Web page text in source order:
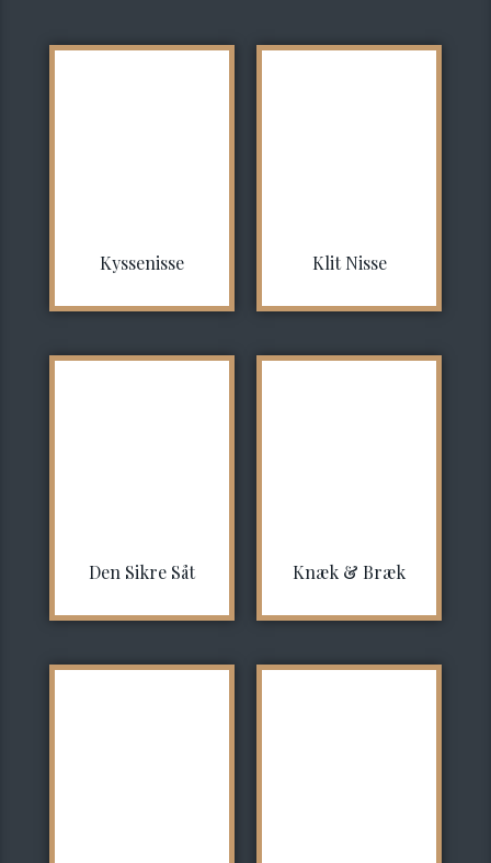
Kyssenisse Klit Nisse
Den Sikre Såt Knæk & Bræk